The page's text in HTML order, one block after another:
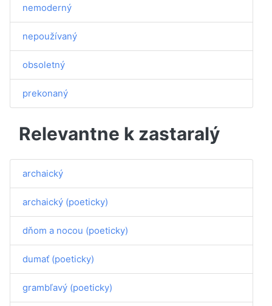
nemoderný
nepoužívaný
obsoletný
prekonaný
Relevantne k zastaralý
archaický
archaický (poeticky)
dňom a nocou (poeticky)
dumať (poeticky)
grambľavý (poeticky)